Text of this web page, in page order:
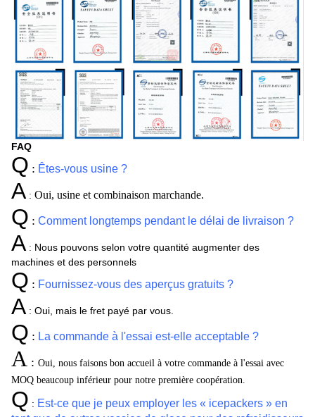
FAQ
Q : Êtes-vous usine ?
A : Oui, usine et combinaison marchande.
Q : Comment longtemps pendant le délai de livraison ?
A : Nous pouvons selon votre quantité augmenter des
machines et des personnels
Q : Fournissez-vous des aperçus gratuits ?
A: Oui, mais le fret payé par vous.
Q : La commande à l'essai est-elle acceptable ?
A : Oui, nous faisons bon accueil à votre commande à l'essai avec
MOQ beaucoup inférieur pour notre première coopération.
Q : Est-ce que je peux employer les « icepackers » en